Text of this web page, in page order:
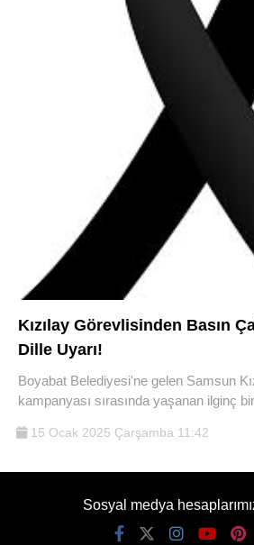
Kızılay Görevlisinden Basın
Dille Uyarı!
Boyabat Belediyesi'ne gelen Samsun
kampanyası sırasında yaşanan ilginç
15 Ocak 2025 Çarşamba 11:42
Sosyal medya